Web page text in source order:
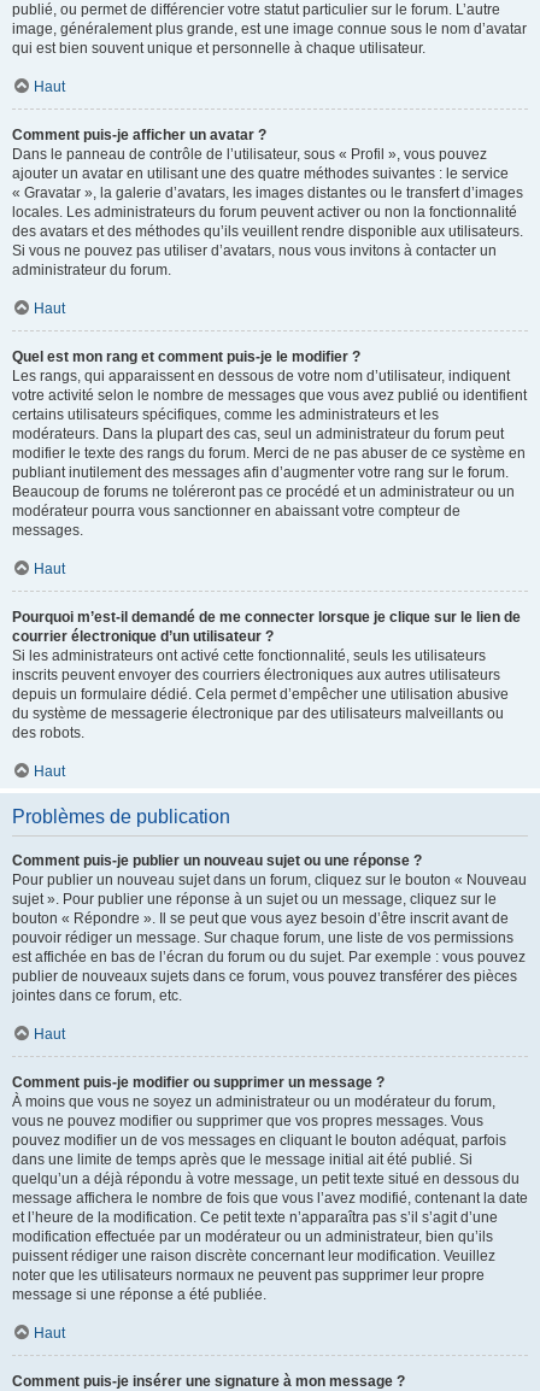
publié, ou permet de différencier votre statut particulier sur le forum. L’autre
image, généralement plus grande, est une image connue sous le nom d’avatar
qui est bien souvent unique et personnelle à chaque utilisateur.
Haut
Comment puis-je afficher un avatar ?
Dans le panneau de contrôle de l’utilisateur, sous « Profil », vous pouvez
ajouter un avatar en utilisant une des quatre méthodes suivantes : le service
« Gravatar », la galerie d’avatars, les images distantes ou le transfert d’images
locales. Les administrateurs du forum peuvent activer ou non la fonctionnalité
des avatars et des méthodes qu’ils veuillent rendre disponible aux utilisateurs.
Si vous ne pouvez pas utiliser d’avatars, nous vous invitons à contacter un
administrateur du forum.
Haut
Quel est mon rang et comment puis-je le modifier ?
Les rangs, qui apparaissent en dessous de votre nom d’utilisateur, indiquent
votre activité selon le nombre de messages que vous avez publié ou identifient
certains utilisateurs spécifiques, comme les administrateurs et les
modérateurs. Dans la plupart des cas, seul un administrateur du forum peut
modifier le texte des rangs du forum. Merci de ne pas abuser de ce système en
publiant inutilement des messages afin d’augmenter votre rang sur le forum.
Beaucoup de forums ne toléreront pas ce procédé et un administrateur ou un
modérateur pourra vous sanctionner en abaissant votre compteur de
messages.
Haut
Pourquoi m’est-il demandé de me connecter lorsque je clique sur le lien de
courrier électronique d’un utilisateur ?
Si les administrateurs ont activé cette fonctionnalité, seuls les utilisateurs
inscrits peuvent envoyer des courriers électroniques aux autres utilisateurs
depuis un formulaire dédié. Cela permet d’empêcher une utilisation abusive
du système de messagerie électronique par des utilisateurs malveillants ou
des robots.
Haut
Problèmes de publication
Comment puis-je publier un nouveau sujet ou une réponse ?
Pour publier un nouveau sujet dans un forum, cliquez sur le bouton « Nouveau
sujet ». Pour publier une réponse à un sujet ou un message, cliquez sur le
bouton « Répondre ». Il se peut que vous ayez besoin d’être inscrit avant de
pouvoir rédiger un message. Sur chaque forum, une liste de vos permissions
est affichée en bas de l’écran du forum ou du sujet. Par exemple : vous pouvez
publier de nouveaux sujets dans ce forum, vous pouvez transférer des pièces
jointes dans ce forum, etc.
Haut
Comment puis-je modifier ou supprimer un message ?
À moins que vous ne soyez un administrateur ou un modérateur du forum,
vous ne pouvez modifier ou supprimer que vos propres messages. Vous
pouvez modifier un de vos messages en cliquant le bouton adéquat, parfois
dans une limite de temps après que le message initial ait été publié. Si
quelqu’un a déjà répondu à votre message, un petit texte situé en dessous du
message affichera le nombre de fois que vous l’avez modifié, contenant la date
et l’heure de la modification. Ce petit texte n’apparaîtra pas s’il s’agit d’une
modification effectuée par un modérateur ou un administrateur, bien qu’ils
puissent rédiger une raison discrète concernant leur modification. Veuillez
noter que les utilisateurs normaux ne peuvent pas supprimer leur propre
message si une réponse a été publiée.
Haut
Comment puis-je insérer une signature à mon message ?